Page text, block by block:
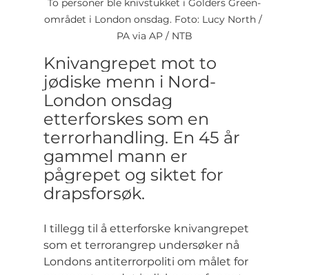
To personer ble knivstukket i Golders Green-
området i London onsdag. Foto: Lucy North /
PA via AP / NTB
Knivangrepet mot to
jødiske menn i Nord-
London onsdag
etterforskes som en
terrorhandling. En 45 år
gammel mann er
pågrepet og siktet for
drapsforsøk.
I tillegg til å etterforske knivangrepet
som et terrorangrep undersøker nå
Londons antiterrorpoliti om målet for